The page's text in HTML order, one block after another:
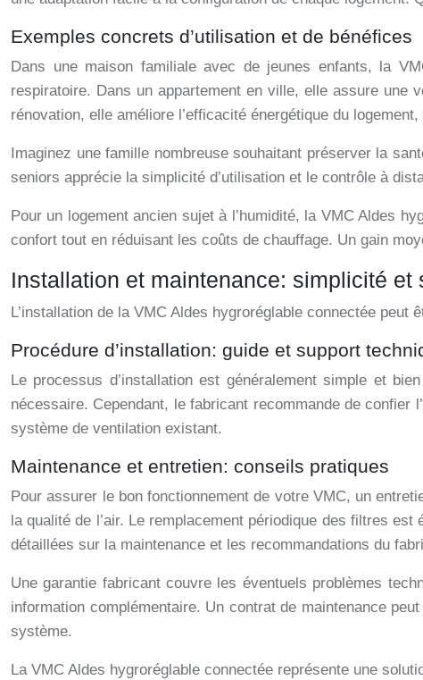
Exemples concrets d’utilisation et de bénéfices
Dans une maison familiale avec de jeunes enfants, la
respiratoire. Dans un appartement en ville, elle assure une
rénovation, elle améliore l’efficacité énergétique du
Imaginez une famille nombreuse souhaitant préserver la
seniors apprécie la simplicité d’utilisation et le contrôle à
Pour un logement ancien sujet à l’humidité, la VMC Aldes
confort tout en réduisant les coûts de chauffage. Un gain
Installation et maintenance: simplicité et
L’installation de la VMC Aldes hygroréglable connectée
Procédure d’installation: guide et support
Le processus d’installation est généralement simple et
nécessaire. Cependant, le fabricant recommande de
système de ventilation existant.
Maintenance et entretien: conseils pratiques
Pour assurer le bon fonctionnement de votre VMC, un
la qualité de l’air. Le remplacement périodique des filtres
détaillées sur la maintenance et les recommandations du
Une garantie fabricant couvre les éventuels problèmes
information complémentaire. Un contrat de maintenance
système.
La VMC Aldes hygroréglable connectée représente une